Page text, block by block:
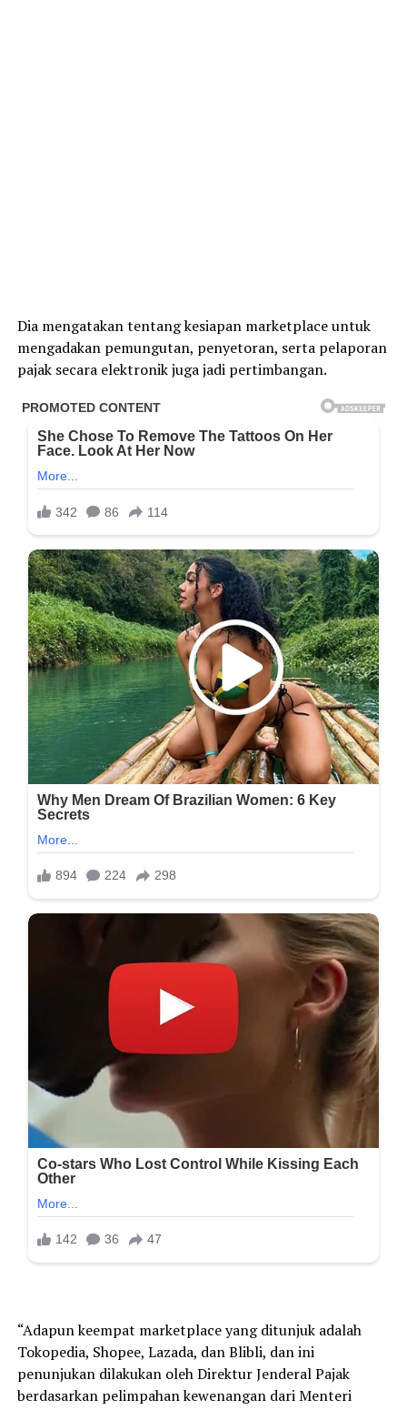
Dia mengatakan tentang kesiapan marketplace untuk
mengadakan pemungutan, penyetoran, serta pelaporan
pajak secara elektronik juga jadi pertimbangan.
“Adapun keempat marketplace yang ditunjuk adalah
Tokopedia, Shopee, Lazada, dan Blibli, dan ini
penunjukan dilakukan oleh Direktur Jenderal Pajak
berdasarkan pelimpahan kewenangan dari Menteri